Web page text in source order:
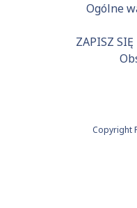
Ogólne
ZAPISZ
Copyright